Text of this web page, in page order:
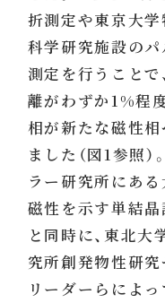
折測定や東京大
科学研究施設の
測定を行うこと
離がわずか1%程
相が新たな磁性
ました（図1参照
ラー研究所にあ
磁性を示す単結
と同時に、東北
究所創発物性研
リーダーらによ